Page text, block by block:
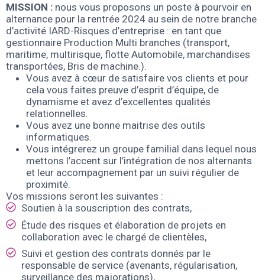
MISSION : nous vous proposons un poste à pourvoir en
alternance pour la rentrée 2024 au sein de notre branche
d’activité IARD-Risques d’entreprise : en tant que
gestionnaire Production Multi branches (transport,
maritime, multirisque, flotte Automobile, marchandises
transportées, Bris de machine.).
Vous avez à cœur de satisfaire vos clients et pour
cela vous faites preuve d’esprit d’équipe, de
dynamisme et avez d’excellentes qualités
relationnelles.
Vous avez une bonne maitrise des outils
informatiques.
Vous intégrerez un groupe familial dans lequel nous
mettons l’accent sur l’intégration de nos alternants
et leur accompagnement par un suivi régulier de
proximité.
Vos missions seront les suivantes :
Soutien à la souscription des contrats,
Étude des risques et élaboration de projets en
collaboration avec le chargé de clientèles,
Suivi et gestion des contrats donnés par le
responsable de service (avenants, régularisation,
surveillance des majorations),